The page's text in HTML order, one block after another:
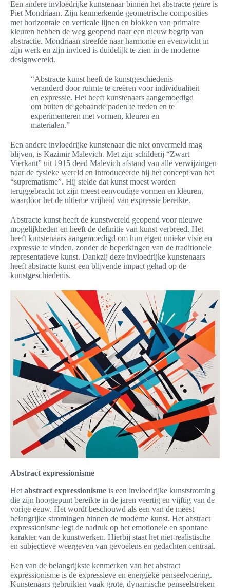
Een andere invloedrijke kunstenaar binnen het abstracte genre is
Piet Mondriaan. Zijn kenmerkende geometrische composities
met horizontale en verticale lijnen en blokken van primaire
kleuren hebben de weg geopend naar een nieuw begrip van
abstractie. Mondriaan streefde naar harmonie en evenwicht in
zijn werk en zijn invloed is duidelijk te zien in de moderne
designwereld.
“Abstracte kunst heeft de kunstgeschiedenis
veranderd door ruimte te creëren voor individualiteit
en expressie. Het heeft kunstenaars aangemoedigd
om buiten de gebaande paden te treden en te
experimenteren met vormen, kleuren en
materialen.”
Een andere invloedrijke kunstenaar die niet onvermeld mag
blijven, is Kazimir Malevich. Met zijn schilderij “Zwart
Vierkant” uit 1915 deed Malevich afstand van alle verwijzingen
naar de fysieke wereld en introduceerde hij het concept van het
“suprematisme”. Hij stelde dat kunst moest worden
teruggebracht tot zijn meest eenvoudige vormen en kleuren,
waardoor het de ultieme vrijheid van expressie bereikte.
Abstracte kunst heeft de kunstwereld geopend voor nieuwe
mogelijkheden en heeft de definitie van kunst verbreed. Het
heeft kunstenaars aangemoedigd om hun eigen unieke visie en
expressie te vinden, zonder de beperkingen van de traditionele
representatieve kunst. Dankzij deze invloedrijke kunstenaars
heeft abstracte kunst een blijvende impact gehad op de
kunstgeschiedenis.
Abstract expressionisme
Het abstract expressionisme is een invloedrijke kunststroming
die zijn hoogtepunt bereikte in de jaren veertig en vijftig van de
vorige eeuw. Het wordt beschouwd als een van de meest
belangrijke stromingen binnen de moderne kunst. Het abstract
expressionisme legt de nadruk op het emotionele en spontane
karakter van de kunstwerken. Hierbij staat het niet-realistische
en subjectieve weergeven van gevoelens en gedachten centraal.
Een van de belangrijkste kenmerken van het abstract
expressionisme is de expressieve en energieke penseelvoering.
Kunstenaars gebruikten vaak grote, dynamische penseelstreken